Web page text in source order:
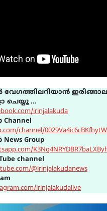
…
irinjalakuda
Channel
channel/
News Group
channel
@irinjalakudanews
irinjalakudalive